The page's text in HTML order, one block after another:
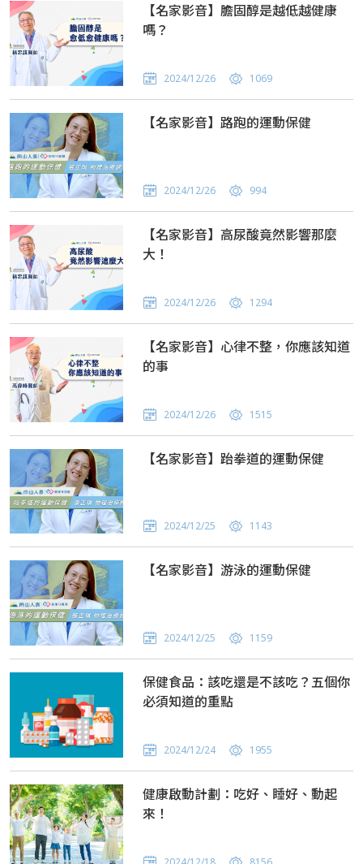
【名家影音】膽固醇是越低越健康
嗎？
2024/12/26 1069
【名家影音】路跑的運動保健
2024/12/26 994
【名家影音】高尿酸竟然影響那麼
大！
2024/12/26 1294
【名家影音】心律不整，你應該知道
的事
2024/12/26 1515
【名家影音】跆拳道的運動保健
2024/12/25 1143
【名家影音】游泳的運動保健
2024/12/25 1159
保健食品：該吃還是不該吃？五個你
必須知道的重點
2024/12/24 1955
健康啟動計劃：吃好、睡好、動起
來！